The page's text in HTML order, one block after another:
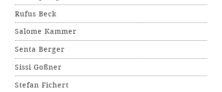
Rufus Beck
Salome Kammer
Senta Berger
Sissi Goßner
Stefan Fichert